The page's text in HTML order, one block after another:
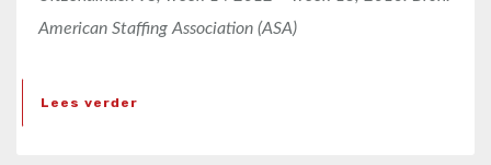
American Staffing Association (ASA)
Lees verder